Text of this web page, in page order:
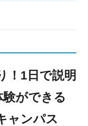
！1日で説明
ができる
ャンパス